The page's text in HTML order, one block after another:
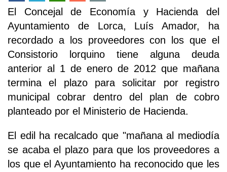
El Concejal de Economía y Hacienda del
Ayuntamiento de Lorca, Luís Amador, ha
recordado a los proveedores con los que el
Consistorio lorquino tiene alguna deuda
anterior al 1 de enero de 2012 que mañana
termina el plazo para solicitar por registro
municipal cobrar dentro del plan de cobro
planteado por el Ministerio de Hacienda.
El edil ha recalcado que "mañana al mediodía
se acaba el plazo para que los proveedores a
los que el Ayuntamiento ha reconocido que les